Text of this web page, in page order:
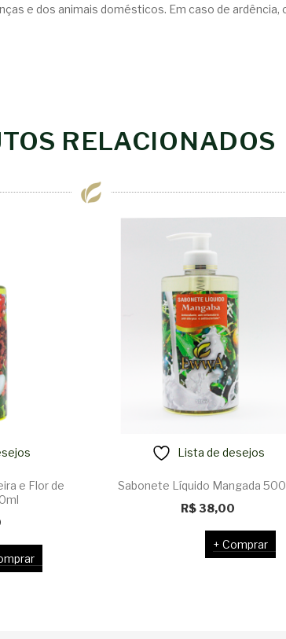
e dos animais domésticos. Em caso de
RELACIONADOS
e Flor de
Lista de desejos
Sabonete Líquido Mangada
R$38,00
Comprar